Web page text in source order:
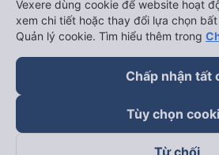
Vexere dùng cookie để website hoạt
xem chi tiết hoặc thay đổi lựa chọn
Quản lý cookie. Tìm hiểu thêm trong
Chấp nhận tất
Tùy chọn
Từ chối